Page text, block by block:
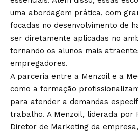
uma abordagem prática, com
focadas no desenvolvimento de
ser diretamente aplicadas no
tornando os alunos mais
empregadores.
A parceria entre a Menzoil e a
como a formação
para atender a demandas
trabalho. A Menzoil, liderada por
Diretor de Marketing da